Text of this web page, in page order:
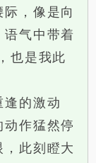
，像是向
语气中带着
也是我此
的激动
作猛然停
此刻瞪大